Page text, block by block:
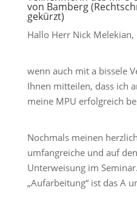
von Bamberg
gekürzt)
Hallo Herr Nick Melekian,
wenn auch mit a bissele
Ihnen mitteilen, dass ich
meine MPU erfolgreich
Nochmals meinen
umfangreiche und auf
Unterweisung im
„Aufarbeitung“ ist das A